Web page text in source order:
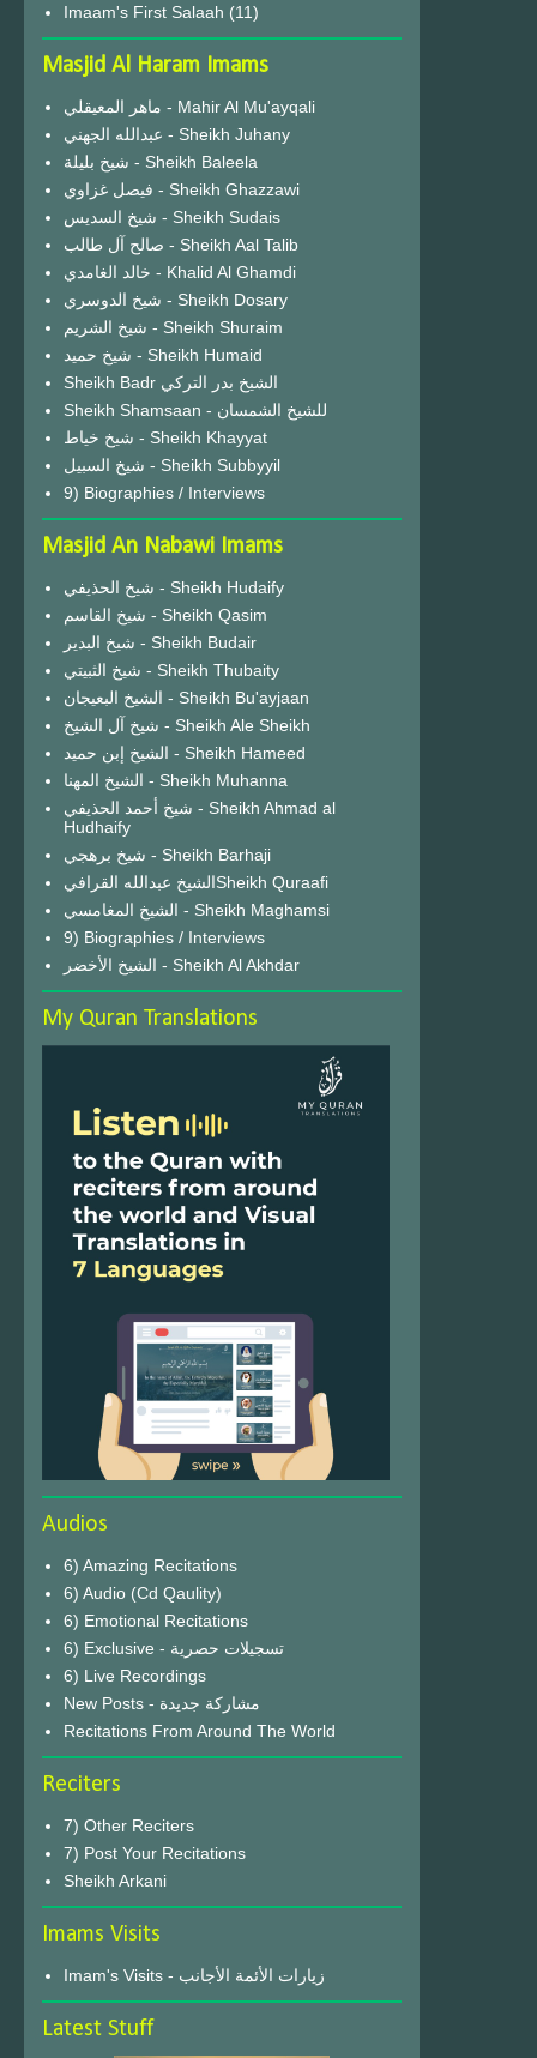
Imaam's First Salaah (11)
Masjid Al Haram Imams
ماهر المعيقلي - Mahir Al Mu'ayqali
عبدالله الجهني - Sheikh Juhany
شيخ بليلة - Sheikh Baleela
فيصل غزاوي - Sheikh Ghazzawi
شيخ السديس - Sheikh Sudais
صالح آل طالب - Sheikh Aal Talib
خالد الغامدي - Khalid Al Ghamdi
شيخ الدوسري - Sheikh Dosary
شيخ الشريم - Sheikh Shuraim
شيخ حميد - Sheikh Humaid
Sheikh Badr الشيخ بدر التركي
Sheikh Shamsaan - للشيخ الشمسان
شيخ خياط - Sheikh Khayyat
شيخ السبيل - Sheikh Subbyyil
9) Biographies / Interviews
Masjid An Nabawi Imams
شيخ الحذيفي - Sheikh Hudaify
شيخ القاسم - Sheikh Qasim
شيخ البدير - Sheikh Budair
شيخ الثبيتي - Sheikh Thubaity
الشيخ البعيجان - Sheikh Bu'ayjaan
شيخ آل الشيخ - Sheikh Ale Sheikh
الشيخ إبن حميد - Sheikh Hameed
الشيخ المهنا - Sheikh Muhanna
شيخ أحمد الحذيفي - Sheikh Ahmad al
Hudhaify
شيخ برهجي - Sheikh Barhaji
الشيخ عبدالله القرافيSheikh Quraafi
الشيخ المغامسي - Sheikh Maghamsi
9) Biographies / Interviews
الشيخ الأخضر - Sheikh Al Akhdar
My Quran Translations
Audios
6) Amazing Recitations
6) Audio (Cd Qaulity)
6) Emotional Recitations
6) Exclusive - تسجيلات حصرية
6) Live Recordings
New Posts - مشاركة جديدة
Recitations From Around The World
Reciters
7) Other Reciters
7) Post Your Recitations
Sheikh Arkani
Imams Visits
Imam's Visits - زيارات الأئمة الأجانب
Latest Stuff